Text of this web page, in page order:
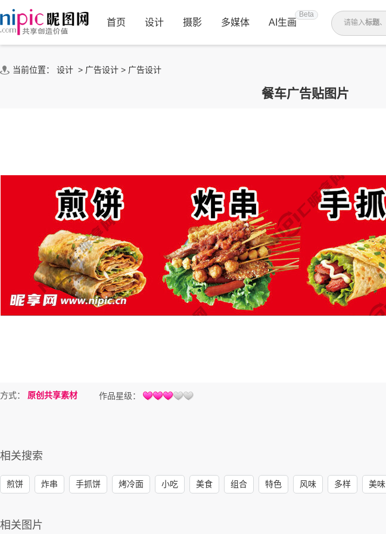
首页 设计 摄影 多媒体 AI生画
Beta
请输入标题、
当前位置： 设计 > 广告设计 > 广告设计
餐车广告贴图片
方式： 原创共享素材 作品星级：
相关搜索
煎饼 炸串 手抓饼 烤冷面 小吃 美食 组合 特色 风味 多样 美味
相关图片